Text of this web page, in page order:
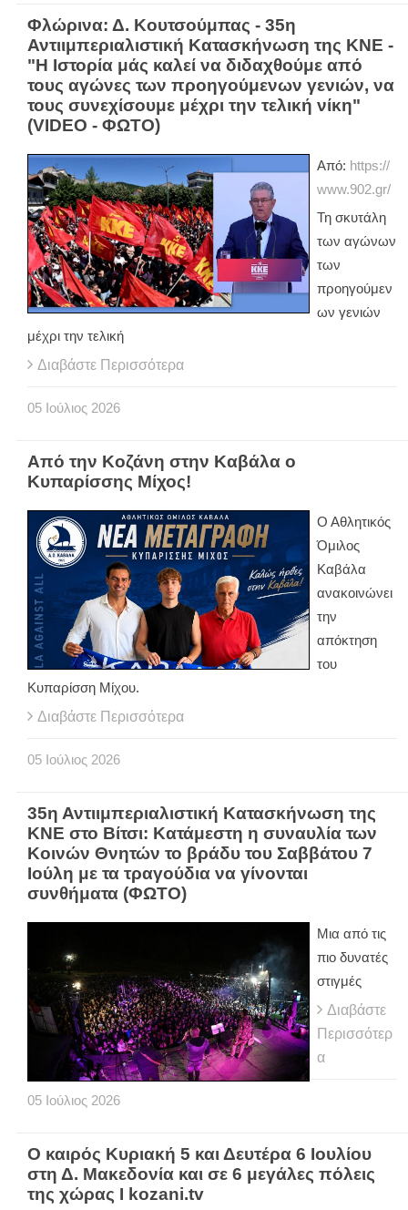
Φλώρινα: Δ. Κουτσούμπας - 35η
Αντιιμπεριαλιστική Κατασκήνωση της ΚΝΕ -
"Η Ιστορία μάς καλεί να διδαχθούμε από
τους αγώνες των προηγούμενων γενιών, να
τους συνεχίσουμε μέχρι την τελική νίκη"
(VIDEO - ΦΩΤΟ)
Από: https://
www.902.gr/
Τη σκυτάλη
των αγώνων
των
προηγούμεν
ων γενιών
μέχρι την τελική
Διαβάστε Περισσότερα
05 Ιούλιος 2026
Από την Κοζάνη στην Καβάλα ο
Κυπαρίσσης Μίχος!
Ο Αθλητικός
Όμιλος
Καβάλα
ανακοινώνει
την
απόκτηση
του
Κυπαρίσση Μίχου.
Διαβάστε Περισσότερα
05 Ιούλιος 2026
35η Αντιιμπεριαλιστική Κατασκήνωση της
ΚΝΕ στο Βίτσι: Κατάμεστη η συναυλία των
Κοινών Θνητών το βράδυ του Σαββάτου 7
Ιούλη με τα τραγούδια να γίνονται
συνθήματα (ΦΩΤΟ)
Μια από τις
πιο δυνατές
στιγμές
Διαβάστε
Περισσότερ
α
05 Ιούλιος 2026
Ο καιρός Κυριακή 5 και Δευτέρα 6 Ιουλίου
στη Δ. Μακεδονία και σε 6 μεγάλες πόλεις
της χώρας Ι kozani.tv